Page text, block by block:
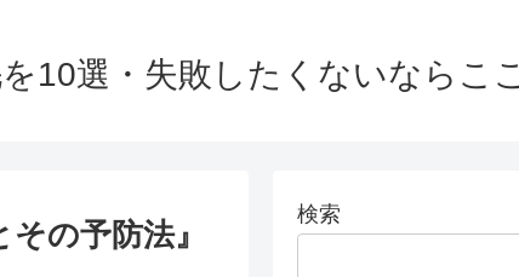
10選・失敗したくないならここ
の予防法』
検索